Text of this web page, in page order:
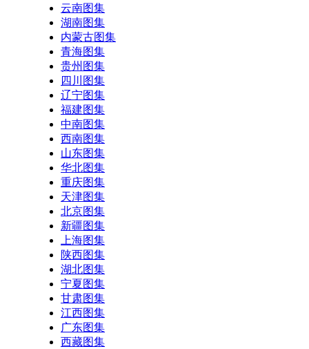
云南图集
湖南图集
内蒙古图集
青海图集
贵州图集
四川图集
辽宁图集
福建图集
中南图集
西南图集
山东图集
华北图集
重庆图集
天津图集
北京图集
新疆图集
上海图集
陕西图集
湖北图集
宁夏图集
甘肃图集
江西图集
广东图集
西藏图集